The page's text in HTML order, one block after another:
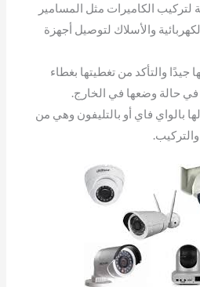
لتركيب الكاميرات مثل المسامير
والأسلاك لتوصيل أجهزة
جيدًا والتأكد من تغطيتها بغطاء
في حالة وضعها في الخارج.
بالواي فاي أو بالتليفون وهي من